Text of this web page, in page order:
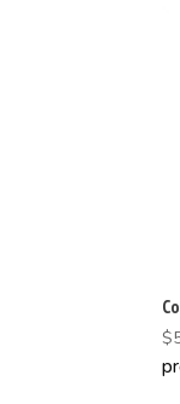
$